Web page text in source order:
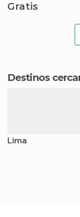
Gratis
Destinos
Lima